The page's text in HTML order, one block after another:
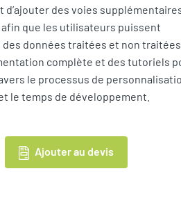
des voies
que les utilisateurs puissent
données traitées et non traitées.
complète et des tutoriels
le processus de
le temps de développement.
Ajouter au devis